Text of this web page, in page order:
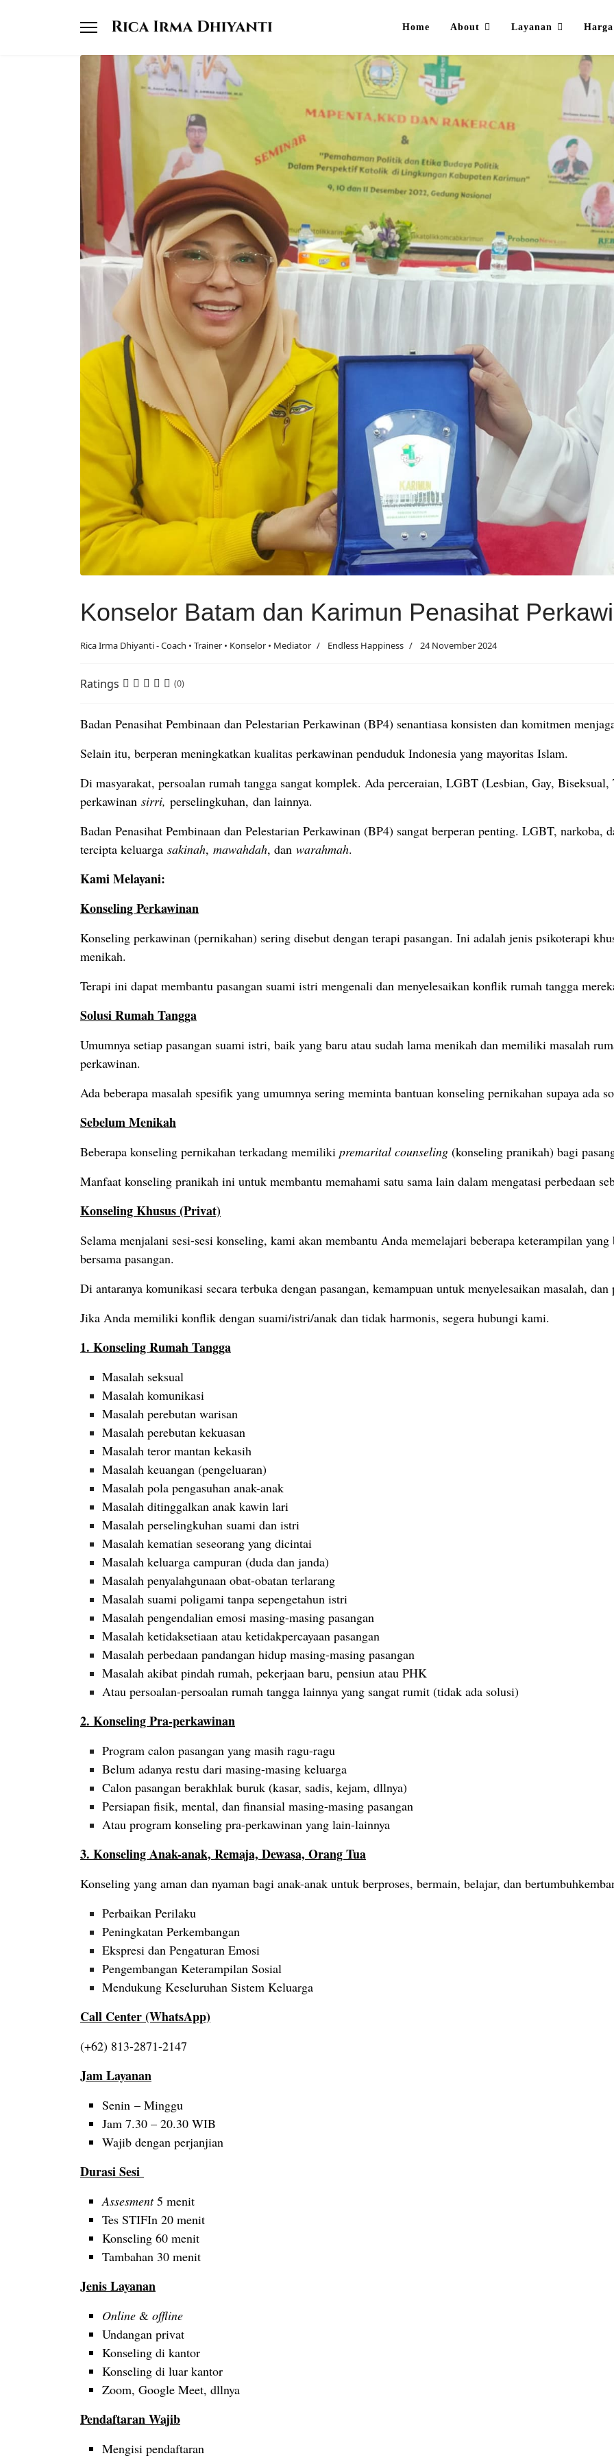
Home About Layanan Harga
Konselor Batam dan Karimun Penasihat
Rica Irma Dhiyanti - Coach • Trainer • Konselor • Mediator Endless Happiness 24 November 2024
Ratings (0)
Badan Penasihat Pembinaan dan Pelestarian Perkawinan (BP4) senantiasa konsisten dan komitmen
Selain itu, berperan meningkatkan kualitas perkawinan penduduk Indonesia yang mayoritas Islam.
Di masyarakat, persoalan rumah tangga sangat komplek. Ada perceraian, LGBT (Lesbian, Gay, Biseksual,
perkawinan sirri, perselingkuhan, dan lainnya.
Badan Penasihat Pembinaan dan Pelestarian Perkawinan (BP4) sangat berperan penting. LGBT, narkoba,
tercipta keluarga sakinah, mawahdah, dan warahmah.
Kami Melayani:
Konseling Perkawinan
Konseling perkawinan (pernikahan) sering disebut dengan terapi pasangan. Ini adalah jenis psikoterapi
menikah.
Terapi ini dapat membantu pasangan suami istri mengenali dan menyelesaikan konflik rumah tangga
Solusi Rumah Tangga
Umumnya setiap pasangan suami istri, baik yang baru atau sudah lama menikah dan memiliki masalah
perkawinan.
Ada beberapa masalah spesifik yang umumnya sering meminta bantuan konseling pernikahan supaya ada
Sebelum Menikah
Beberapa konseling pernikahan terkadang memiliki premarital counseling (konseling pranikah) bagi
Manfaat konseling pranikah ini untuk membantu memahami satu sama lain dalam mengatasi perbedaan
Konseling Khusus (Privat)
Selama menjalani sesi-sesi konseling, kami akan membantu Anda memelajari beberapa keterampilan
bersama pasangan.
Di antaranya komunikasi secara terbuka dengan pasangan, kemampuan untuk menyelesaikan masalah, dan
Jika Anda memiliki konflik dengan suami/istri/anak dan tidak harmonis, segera hubungi kami.
1. Konseling Rumah Tangga
Masalah seksual
Masalah komunikasi
Masalah perebutan warisan
Masalah perebutan kekuasan
Masalah teror mantan kekasih
Masalah keuangan (pengeluaran)
Masalah pola pengasuhan anak-anak
Masalah ditinggalkan anak kawin lari
Masalah perselingkuhan suami dan istri
Masalah kematian seseorang yang dicintai
Masalah keluarga campuran (duda dan janda)
Masalah penyalahgunaan obat-obatan terlarang
Masalah suami poligami tanpa sepengetahun istri
Masalah pengendalian emosi masing-masing pasangan
Masalah ketidaksetiaan atau ketidakpercayaan pasangan
Masalah perbedaan pandangan hidup masing-masing pasangan
Masalah akibat pindah rumah, pekerjaan baru, pensiun atau PHK
Atau persoalan-persoalan rumah tangga lainnya yang sangat rumit (tidak ada solusi)
2. Konseling Pra-perkawinan
Program calon pasangan yang masih ragu-ragu
Belum adanya restu dari masing-masing keluarga
Calon pasangan berakhlak buruk (kasar, sadis, kejam, dllnya)
Persiapan fisik, mental, dan finansial masing-masing pasangan
Atau program konseling pra-perkawinan yang lain-lainnya
3. Konseling Anak-anak, Remaja, Dewasa, Orang Tua
Konseling yang aman dan nyaman bagi anak-anak untuk berproses, bermain, belajar, dan
Perbaikan Perilaku
Peningkatan Perkembangan
Ekspresi dan Pengaturan Emosi
Pengembangan Keterampilan Sosial
Mendukung Keseluruhan Sistem Keluarga
Call Center (WhatsApp)
(+62) 813-2871-2147
Jam Layanan
Senin – Minggu
Jam 7.30 – 20.30 WIB
Wajib dengan perjanjian
Durasi Sesi
Assesment5 menit
Tes STIFIn 20 menit
Konseling 60 menit
Tambahan 30 menit
Jenis Layanan
Online & offline
Undangan privat
Konseling di kantor
Konseling di luar kantor
Zoom, Google Meet, dllnya
Pendaftaran Wajib
Mengisi pendaftaran